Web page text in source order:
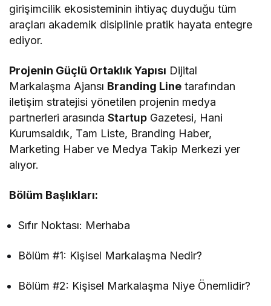
girişimcilik ekosisteminin ihtiyaç duyduğu tüm
araçları akademik disiplinle pratik hayata entegre
ediyor.
Projenin Güçlü Ortaklık Yapısı Dijital
Markalaşma Ajansı Branding Line tarafından
iletişim stratejisi yönetilen projenin medya
partnerleri arasındaStartup Gazetesi, Hani
Kurumsaldık, Tam Liste, Branding Haber,
Marketing Haber ve Medya Takip Merkezi yer
alıyor.
Bölüm Başlıkları:
Sıfır Noktası: Merhaba
Bölüm #1: Kişisel Markalaşma Nedir?
Bölüm #2: Kişisel Markalaşma Niye Önemlidir?